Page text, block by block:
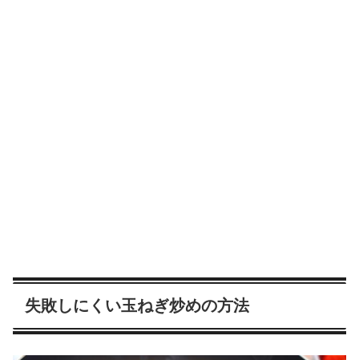
失敗しにくい玉ねぎ炒めの方法